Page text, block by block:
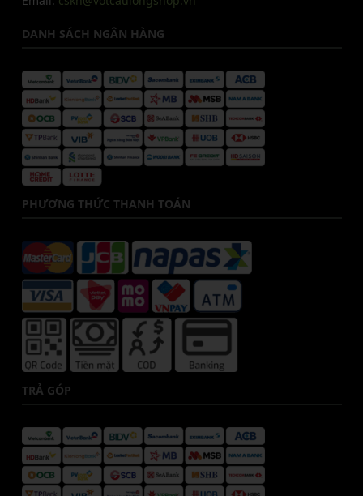
DANH SÁCH NGÂN HÀNG
PHƯƠNG THỨC THANH TOÁN
TRẢ GÓP